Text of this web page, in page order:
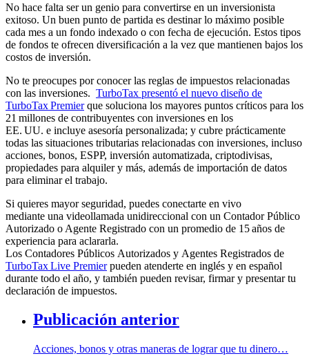
No hace falta ser un genio para convertirse en un inversionista
exitoso. Un buen punto de partida es destinar lo máximo posible
cada mes a un fondo indexado o con fecha de ejecución. Estos tipos
de fondos te ofrecen diversificación a la vez que mantienen bajos los
costos de inversión.
No te preocupes por conocer las reglas de impuestos relacionadas
con las inversiones. TurboTax presentó el nuevo diseño de
TurboTax Premier que soluciona los mayores puntos críticos para los
21 millones de contribuyentes con inversiones en los
EE. UU. e incluye asesoría personalizada; y cubre prácticamente
todas las situaciones tributarias relacionadas con inversiones, incluso
acciones, bonos, ESPP, inversión automatizada, criptodivisas,
propiedades para alquiler y más, además de importación de datos
para eliminar el trabajo.
Si quieres mayor seguridad, puedes conectarte en vivo
mediante una videollamada unidireccional con un Contador Público
Autorizado o Agente Registrado con un promedio de 15 años de
experiencia para aclararla.
Los Contadores Públicos Autorizados y Agentes Registrados de
TurboTax Live Premierpueden atenderte en inglés y en español
durante todo el año, y también pueden revisar, firmar y presentar tu
declaración de impuestos.
Publicación anterior
Acciones, bonos y otras maneras de lograr que tu dinero…